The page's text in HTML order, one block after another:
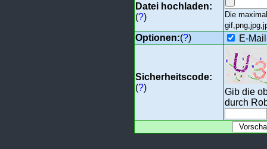
Datei hochladen:
(?)
Die
Optionen:(?) E-
Sicherheitscode:
(?)
Gib die
durch